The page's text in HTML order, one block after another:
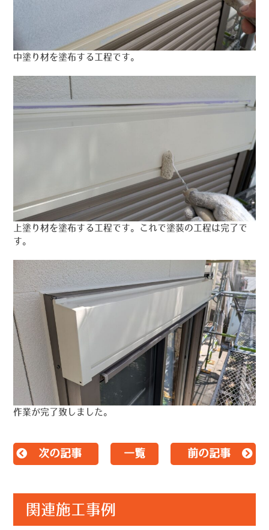
中塗り材を塗布する工程です。
上塗り材を塗布する工程です。これで塗装の工程は完了で
す。
作業が完了致しました。
次の記事 一覧 前の記事
関連施工事例